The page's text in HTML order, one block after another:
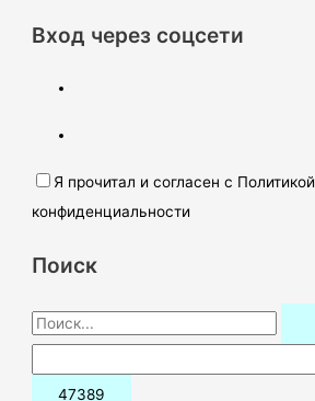
Вход через соцсети
Я прочитал и согласен с Политикой
конфиденциальности
Поиск
П
о
и